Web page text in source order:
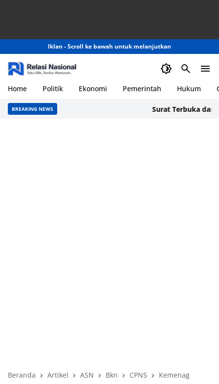
Iklan - Scroll ke bawah untuk melanjutkan
Home Politik Ekonomi Pemerintah Hukum
BREAKING NEWS Surat Terbuka dari
Beranda Artikel ASN Bkn CPNS Kemenag